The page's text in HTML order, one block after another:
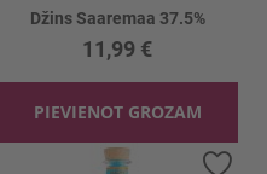
Džins Saaremaa 37.5%
11,99 €
PIEVIENOT GROZAM
Pievienot vēlmju sarakstam